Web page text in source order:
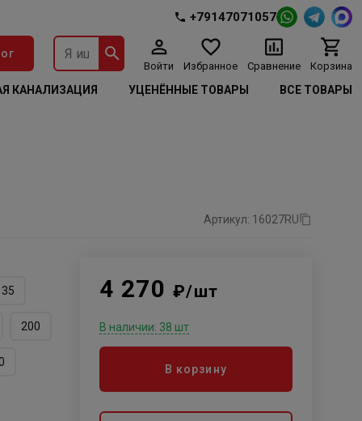
+79147071057
Войти Избранное Сравнение Корзина
КАНАЛИЗАЦИЯ УЦЕНЁННЫЕ ТОВАРЫ ВСЕ ТОВАРЫ
Артикул: 16027RU
35
200
4 270 ₽/шт
В наличии: 38 шт
В корзину